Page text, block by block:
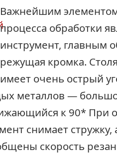
Важнейшим
процесса обработки
инструмент, главным
режущая кромка.
имеет очень острый
металлов —
к 90* При
снимает стружку,
скорость